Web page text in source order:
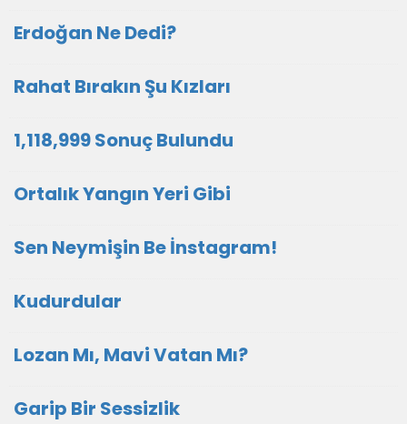
Erdoğan Ne Dedi?
Rahat Bırakın Şu Kızları
1,118,999 Sonuç Bulundu
Ortalık Yangın Yeri Gibi
Sen Neymişin Be İnstagram!
Kudurdular
Lozan Mı, Mavi Vatan Mı?
Garip Bir Sessizlik